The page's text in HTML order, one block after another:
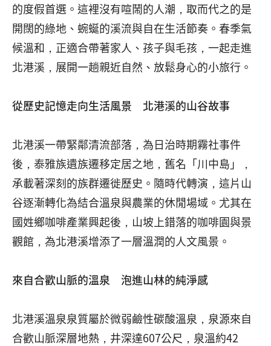
的度假首選。這裡沒有喧鬧的人潮，取而代之的是
開闊的綠地、蜿蜒的溪流與自在生活節奏。春季氣
候溫和，正適合帶著家人、孩子與毛孩，一起走進
北港溪，展開一趟親近自然、放鬆身心的小旅行。
從歷史記憶走向生活風景 北港溪的山谷故事
北港溪一帶緊鄰清流部落，為日治時期霧社事件
後，泰雅族遺族遷移定居之地，舊名「川中島」，
承載著深刻的族群遷徙歷史。隨時代轉演，這片山
谷逐漸轉化為結合溫泉與農業的休閒場域。尤其在
國姓鄉咖啡產業興起後，山坡上錯落的咖啡園與景
觀館，為北港溪增添了一層溫潤的人文風景。
來自合歡山脈的溫泉 泡進山林的純淨感
北港溪溫泉泉質屬於微弱鹼性碳酸溫泉，泉源來自
合歡山脈深層地熱，井深達607公尺，泉溫約42